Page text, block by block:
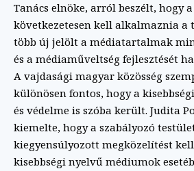
Tanács elnöke, arról beszélt, hogy
következetesen kell alkalmaznia a
több új jelölt a médiatartalmak
és a médiaműveltség fejlesztését
A vajdasági magyar közösség
különösen fontos, hogy a
és védelme is szóba került. Judita
kiemelte, hogy a szabályozó
kiegyensúlyozott megközelítést
kisebbségi nyelvű médiumok